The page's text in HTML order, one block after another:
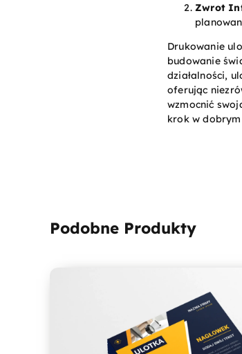
Zwrot
Drukowanie
budowanie
działalności,
oferując
wzmocnić
krok w
Podobne Produkty